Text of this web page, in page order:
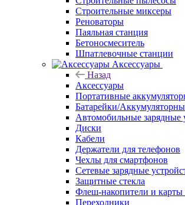
Строительные миксеры
Реноваторы
Паяльная станция
Бетоносмеситель
Шпатлевочные станции
Аксессуары
Назад
Аксессуары
Портативные
Батарейки/
Автомобильные зарядные
Диски
Кабели
Держатели для телефонов
Чехлы для смартфонов
Сетевые зарядные
Защитные стекла
Флеш-накопители и карты
Переходники